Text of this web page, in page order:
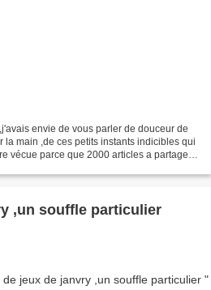
envie de vous parler de douceur de
la main ,de ces petits instants indicibles qui
vécue parce que 2000 articles a partager
,un souffle particulier